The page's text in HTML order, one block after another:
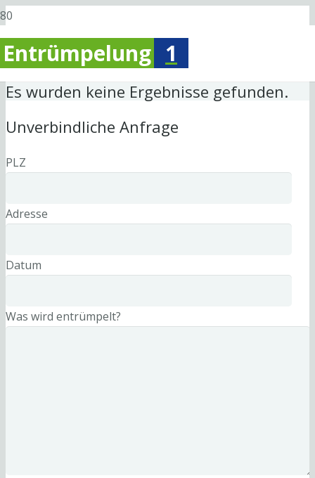
Entrümpelung 1
Es wurden keine Ergebnisse gefunden.
Unverbindliche Anfrage
PLZ
Adresse
Datum
Was wird entrümpelt?